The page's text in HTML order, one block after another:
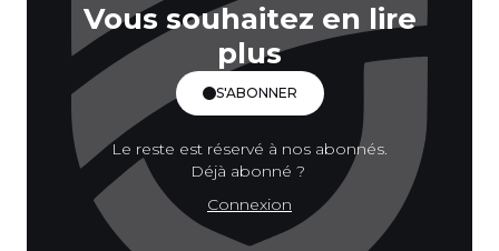
Vous souhaitez en lire
plus
S'ABONNER
Le reste est réservé à nos abonnés.
Déjà abonné ?
Connexion